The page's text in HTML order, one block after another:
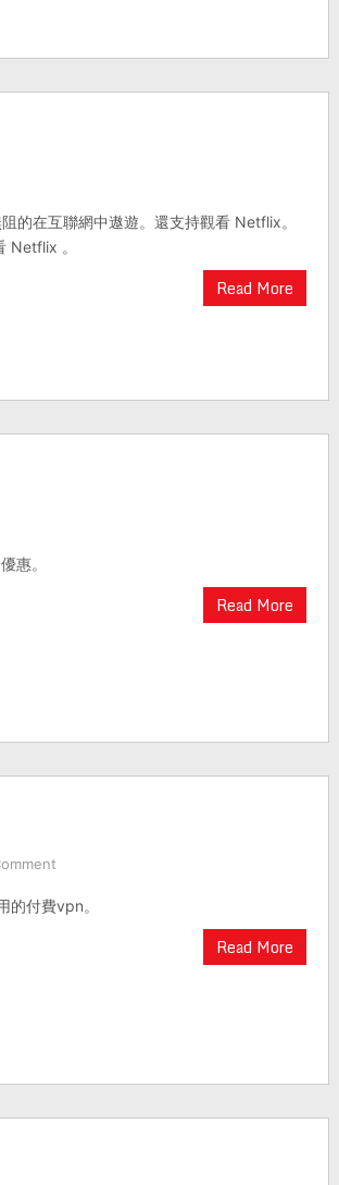
的在互聯網中遨遊。還支持觀看 Netflix。
Netflix 。
Read More
惠。
Read More
的付費vpn。
Read More